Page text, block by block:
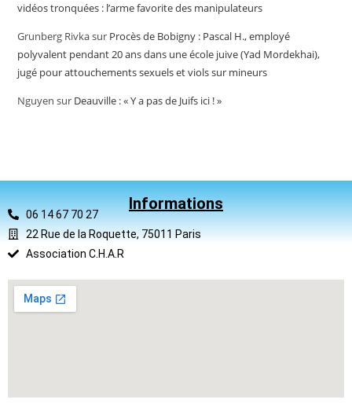
vidéos tronquées : l’arme favorite des manipulateurs
Grunberg Rivkasur Procès de Bobigny : Pascal H., employé
polyvalent pendant 20 ans dans une école juive (Yad Mordekhai),
jugé pour attouchements sexuels et viols sur mineurs
Nguyen sur Deauville : « Y a pas de Juifs ici ! »
Informations
06 14 67 70 27
22 Rue de la Roquette, 75011 Paris
Association C.H.A.R